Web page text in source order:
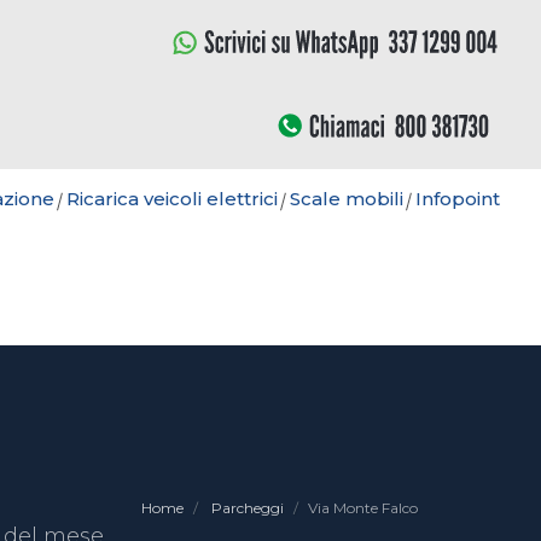
Ricarica veicoli elettrici Scale mobili Infopoint
Home Parcheggi Via Monte Falco